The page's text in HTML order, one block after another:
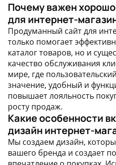
Почему важен
для интернет-
Продуманный сайт для
только помогает
каталог товаров, но и
качество обслуживания
мире, где
значение, удобный и
повышает лояльность
росту продаж.
Какие особенности
дизайн интернет-
Мы создаем дизайн,
вашего бренда и создает